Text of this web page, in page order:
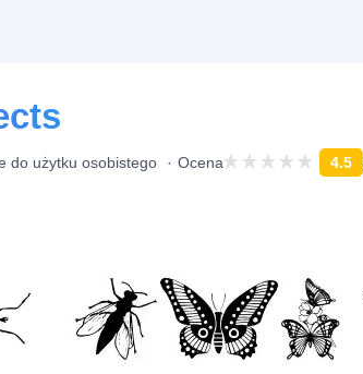
do użytku osobistego Ocena 4.5